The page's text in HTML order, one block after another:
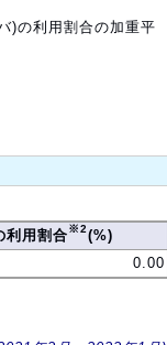
)の利用割合の加重平
利用割合※2(%)
0.00